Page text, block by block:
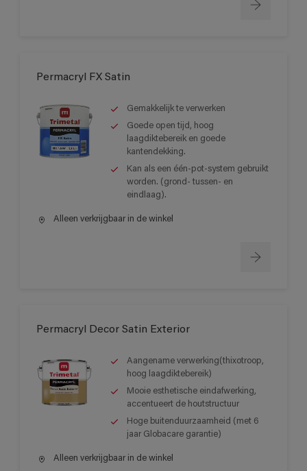
Permacryl FX Satin
Gemakkelijk te verwerken
Goede open tijd, hoog
laagdiktebereik en goede
kantendekking.
Kan als een één-pot-system gebruikt
worden. (grond- tussen- en
eindlaag).
Alleen verkrijgbaar in de winkel
Permacryl Decor Satin Exterior
Aangename verwerking(thixotroop,
hoog laagdiktebereik)
Mooie esthetische eindafwerking,
accentueert de houtstructuur
Hoge buitenduurzaamheid (met 6
jaar Globacare garantie)
Alleen verkrijgbaar in de winkel